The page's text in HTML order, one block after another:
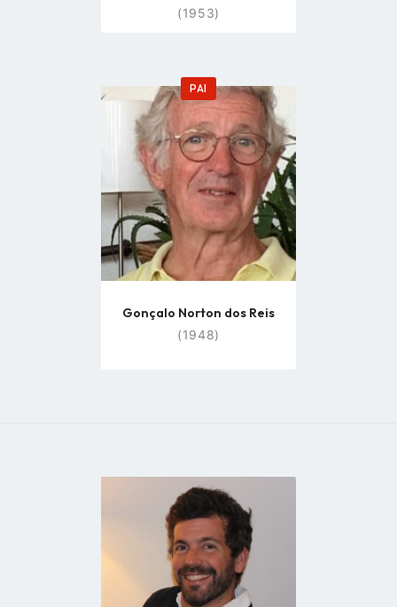
(1953)
PAIGo
to
profile
page
Gonçalo Norton dos Reis
(1948)
Go
to
profile
page